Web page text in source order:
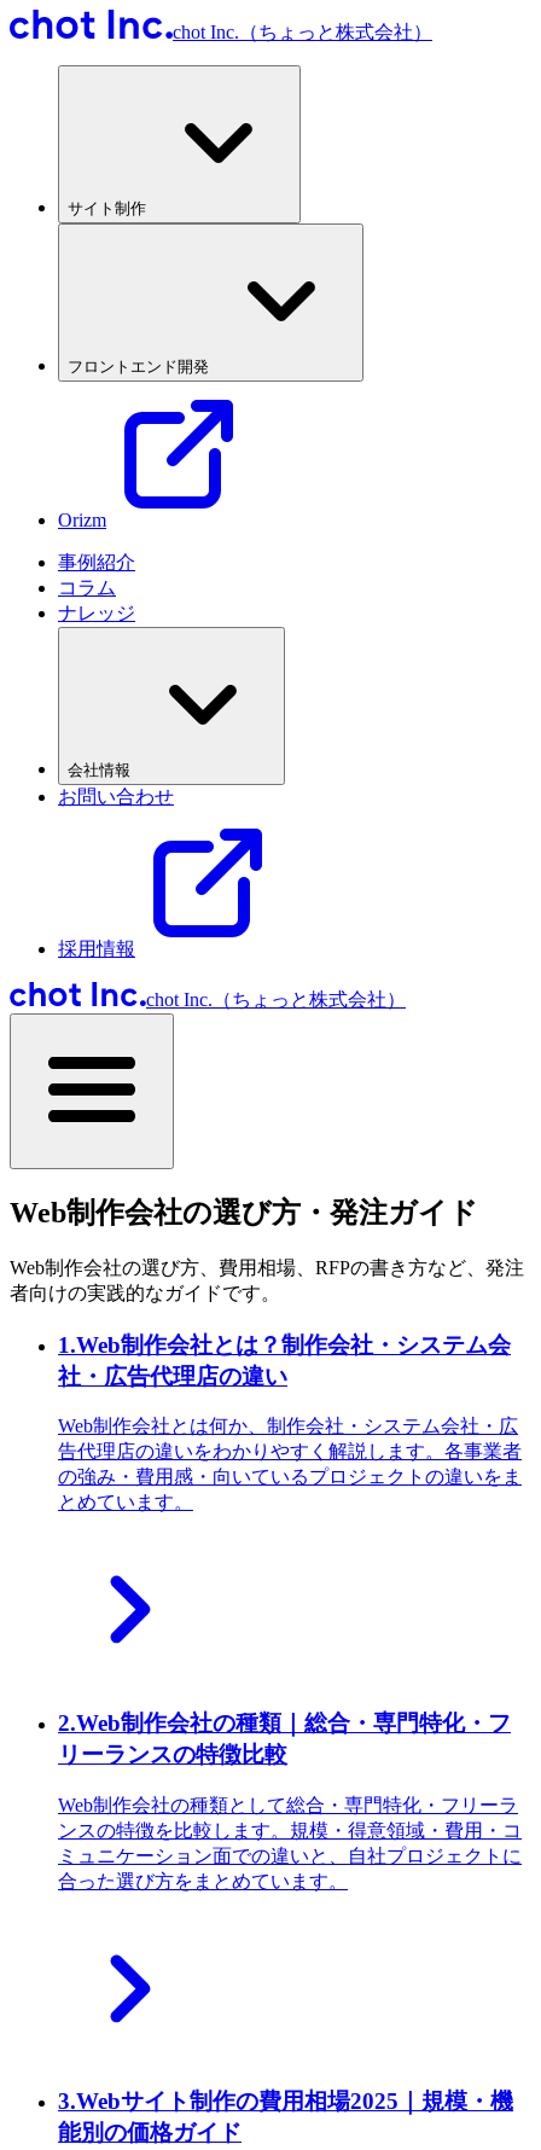
chot Inc.（ちょっと株式会社）
サイト制作
フロントエンド開発
Orizm
事例紹介
コラム
ナレッジ
会社情報
お問い合わせ
採用情報
chot Inc.（ちょっと株式会社）
Web制作会社の選び方・発注ガイド
Web制作会社の選び方、費用相場、RFPの書き方など、発注
者向けの実践的なガイドです。
1.Web制作会社とは？制作会社・システム会
社・広告代理店の違い
Web制作会社とは何か、制作会社・システム会社・広
告代理店の違いをわかりやすく解説します。各事業者
の強み・費用感・向いているプロジェクトの違いをま
とめています。
2.Web制作会社の種類｜総合・専門特化・フ
リーランスの特徴比較
Web制作会社の種類として総合・専門特化・フリーラ
ンスの特徴を比較します。規模・得意領域・費用・コ
ミュニケーション面での違いと、自社プロジェクトに
合った選び方をまとめています。
3.Webサイト制作の費用相場2025｜規模・機
能別の価格ガイド